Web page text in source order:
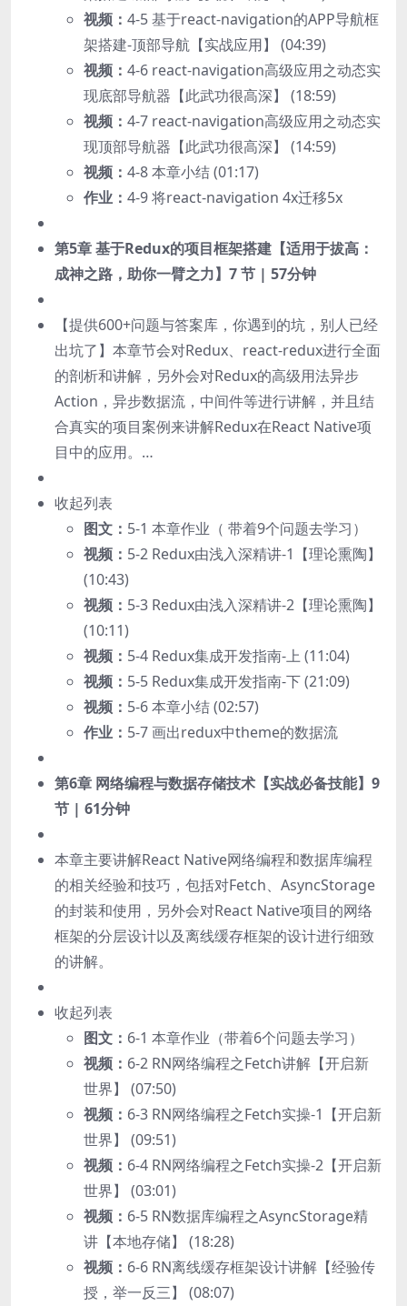
视频： 4-5 基于react-navigation的APP导航框
架搭建-顶部导航【实战应用】 (04:39)
视频： 4-6 react-navigation高级应用之动态实
现底部导航器【此武功很高深】 (18:59)
视频： 4-7 react-navigation高级应用之动态实
现顶部导航器【此武功很高深】 (14:59)
视频： 4-8 本章小结 (01:17)
作业： 4-9 将react-navigation 4x迁移5x
第5章 基于Redux的项目框架搭建【适用于拔高：
成神之路，助你一臂之力】 7 节 | 57分钟
【提供600+问题与答案库，你遇到的坑，别人已经
出坑了】本章节会对Redux、react-redux进行全面
的剖析和讲解，另外会对Redux的高级用法异步
Action，异步数据流，中间件等进行讲解，并且结
合真实的项目案例来讲解Redux在React Native项
目中的应用。…
收起列表
图文： 5-1 本章作业（ 带着9个问题去学习）
视频： 5-2 Redux由浅入深精讲-1【理论熏陶】
(10:43)
视频： 5-3 Redux由浅入深精讲-2【理论熏陶】
(10:11)
视频： 5-4 Redux集成开发指南-上 (11:04)
视频： 5-5 Redux集成开发指南-下 (21:09)
视频： 5-6 本章小结 (02:57)
作业： 5-7 画出redux中theme的数据流
第6章 网络编程与数据存储技术【实战必备技能】 9
节 | 61分钟
本章主要讲解React Native网络编程和数据库编程
的相关经验和技巧，包括对Fetch、AsyncStorage
的封装和使用，另外会对React Native项目的网络
框架的分层设计以及离线缓存框架的设计进行细致
的讲解。
收起列表
图文： 6-1 本章作业（带着6个问题去学习）
视频： 6-2 RN网络编程之Fetch讲解【开启新
世界】 (07:50)
视频： 6-3 RN网络编程之Fetch实操-1【开启新
世界】 (09:51)
视频： 6-4 RN网络编程之Fetch实操-2【开启新
世界】 (03:01)
视频： 6-5 RN数据库编程之AsyncStorage精
讲【本地存储】 (18:28)
视频： 6-6 RN离线缓存框架设计讲解【经验传
授，举一反三】 (08:07)